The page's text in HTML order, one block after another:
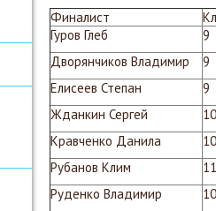
Финалист
Гуров Глеб
9
Дворянчиков Владимир
9
Елисеев Степан
9
Жданкин Сергей
10
Кравченко Данила
10
Рубанов Клим
11
Руденко Владимир
10